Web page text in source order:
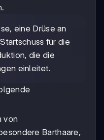
eine Drüse an
für die
die die
einleitet.
von
Barthaare,